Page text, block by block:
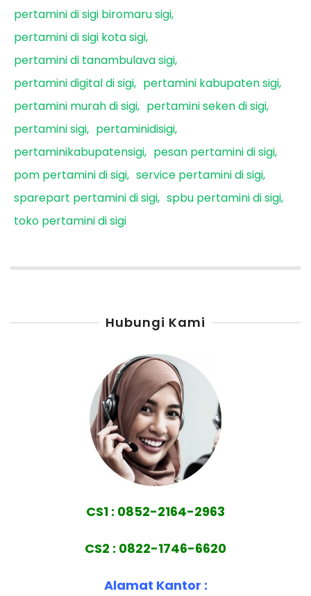
pertamini di sigi biromaru sigi
pertamini di sigi kota sigi
pertamini di tanambulava sigi
pertamini digital di sigi
pertamini kabupaten sigi
pertamini murah di sigi
pertamini seken di sigi
pertamini sigi
pertaminidisigi
pertaminikabupatensigi
pesan pertamini di sigi
pom pertamini di sigi service pertamini di sigi
sparepart pertamini di sigi spbu pertamini di sigi
toko pertamini di sigi
Hubungi Kami
CS1 : 0852-2164-2963
CS2 : 0822-1746-6620
Alamat Kantor :